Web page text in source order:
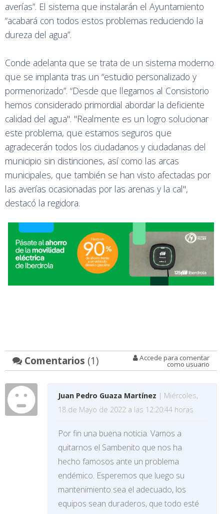
averías”. El sistema que instalarán el Ayuntamiento
“acabará con todos estos problemas reduciendo la
dureza del agua”.
Conde adelanta que se trata de un sistema moderno
que se implanta tras un “estudio personalizado y
pormenorizado”. “Desde que llegamos al Consistorio
hemos considerado primordial abordar la deficiente
calidad del agua". "Realmente es un logro solucionar
este problema, que estamos seguros que
agradecerán todos los ciudadanos y ciudadanas del
municipio sin distinciones, así como las arcas
municipales, que también se han visto afectadas por
las averías ocasionadas por las arenas y la cal",
destacó la regidora.
Comentarios (1) Accede para comentar
como usuario
Juan Pedro Guaza Martínez | Miércoles,
18 de Mayo de 2022 a las 12:20:44 horas
Por fin una buena noticia. Vamos a
quitarnos el Sambenito que nos ha
hecho famosos ante un problema
endémico. Esperemos que luego su
mantenimiento sea el adecuado, los
equipos sean duraderos, que todo esté